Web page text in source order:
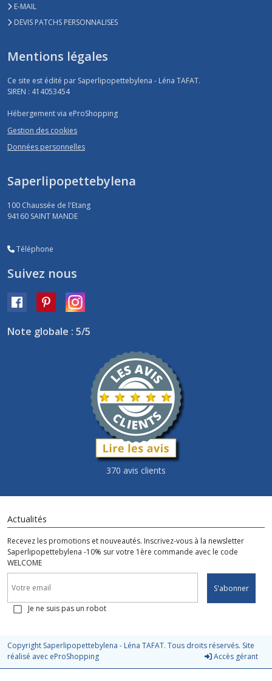
E-MAIL
DEVIS PATCHS PERSONNALISES
Mentions légales
Ce site est édité par Saperlipopettebylena - Léna TAFAT.
SIREN : 414053454
Hébergement via eProShopping
Gestion des cookies
Données personnelles
Saperlipopettebylena
100 Chaussée de l'Etang
94160 SAINT MANDE
Téléphone
Suivez nous
Note globale : 5/5
370 avis clients
Actualités
Recevez les promotions et nouveautés. Inscrivez-vous à la newsletter
Saperlipopettebylena -10% sur votre 1ère commande avec le code
WELCOME
S'abonner
Je ne suis pas un robot
Copyright Saperlipopettebylena - Léna TAFAT. Tous droits réservés. Site
réalisé avec eProShopping Accès gérant